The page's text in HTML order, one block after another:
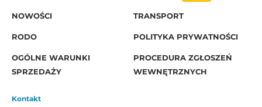
NOWOŚCI TRANSPORT
RODO POLITYKA PRYWATNOŚCI
OGÓLNE WARUNKI
SPRZEDAŻY
PROCEDURA ZGŁOSZEŃ
WEWNĘTRZNYCH
Kontakt